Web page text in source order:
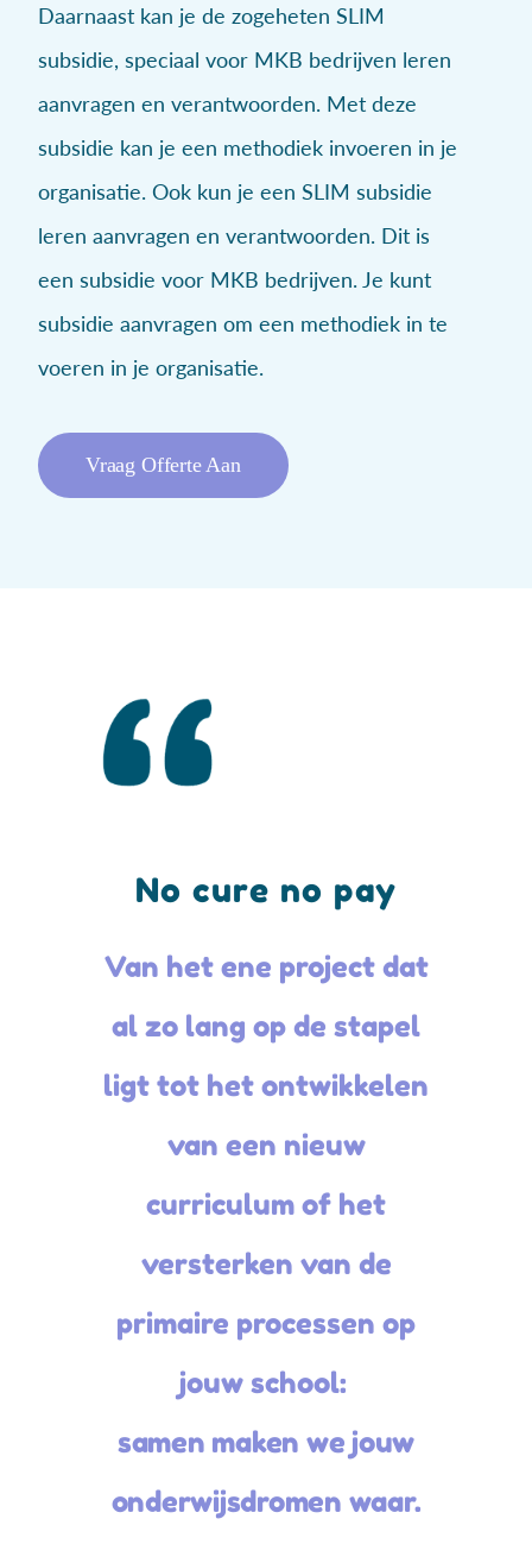
Daarnaast kan je de zogeheten SLIM
subsidie, speciaal voor MKB bedrijven leren
aanvragen en verantwoorden. Met deze
subsidie kan je een methodiek invoeren in je
organisatie. Ook kun je een SLIM subsidie
leren aanvragen en verantwoorden. Dit is
een subsidie voor MKB bedrijven. Je kunt
subsidie aanvragen om een methodiek in te
voeren in je organisatie.
Vraag Offerte Aan
No cure no pay
Van het ene project dat
al zo lang op de stapel
ligt tot het ontwikkelen
van een nieuw
curriculum of het
versterken van de
primaire processen op
jouw school:
samen maken we jouw
onderwijsdromen waar.